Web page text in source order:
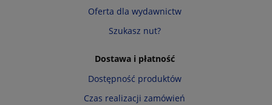
Oferta dla wydawnictw
Szukasz nut?
Dostawa i płatność
Dostępność produktów
Czas realizacji zamówień